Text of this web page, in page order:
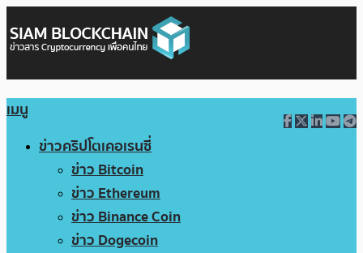
เมนู
ข่าวคริปโตเคอเรนซี่
ข่าว Bitcoin
ข่าว Ethereum
ข่าว Binance Coin
ข่าว Dogecoin